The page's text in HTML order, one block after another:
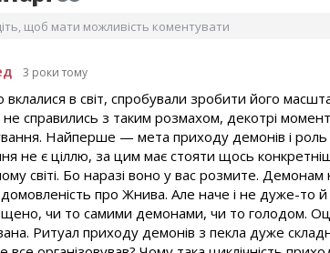
щоб мати можливість коментувати
3 роки тому
вклалися в світ, спробували зробити його
справились з таким розмахом, декотрі
Найперше — мета приходу демонів і
не є ціллю, за цим має стояти щось
світі. Бо наразі воно у вас розмите.
про Жнива. Але наче і не дуже-
чи то самими демонами, чи то голодом.
Ритуал приходу демонів з пекла дуже